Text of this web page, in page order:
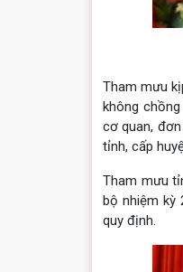
Tham mưu
không
cơ quan,
tỉnh, cấp
Tham mưu
bộ nhiệm kỳ
quy định.